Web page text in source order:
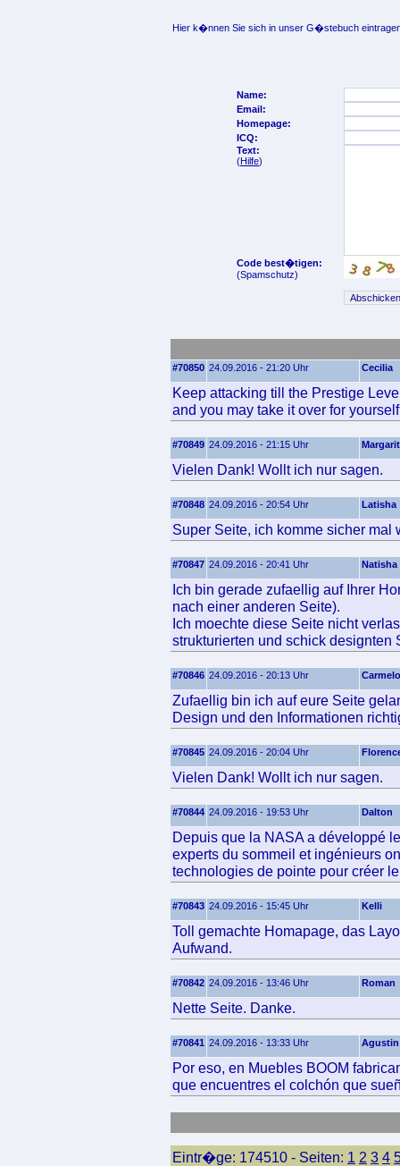
Hier k�nnen Sie sich in unser G�stebuch
Name:
Email:
Homepage:
ICQ:
Text:
(Hilfe)
Code best�tigen:
(Spamschutz)
#70850 24.09.2016 - 21:20 Uhr Cecilia
Keep attacking till the Prestige
and you may take it over for
#70849 24.09.2016 - 21:15 Uhr
Vielen Dank! Wollt ich nur sagen.
#70848 24.09.2016 - 20:54 Uhr Latisha
Super Seite, ich komme sicher mal
#70847 24.09.2016 - 20:41 Uhr Natisha
Ich bin gerade zufaellig auf Ihrer
nach einer anderen Seite).
Ich moechte diese Seite nicht
strukturierten und schick designten
#70846 24.09.2016 - 20:13 Uhr Carmelo
Zufaellig bin ich auf eure Seite
Design und den Informationen
#70845 24.09.2016 - 20:04 Uhr
Vielen Dank! Wollt ich nur sagen.
#70844 24.09.2016 - 19:53 Uhr Dalton
Depuis que la NASA a développé
experts du sommeil et ingénieurs
technologies de pointe pour créer
#70843 24.09.2016 - 15:45 Uhr Kelli
Toll gemachte Homapage, das
Aufwand.
#70842 24.09.2016 - 13:46 Uhr Roman
Nette Seite. Danke.
#70841 24.09.2016 - 13:33 Uhr Agustin
Por eso, en Muebles BOOM
que encuentres el colchón que
Eintr�ge: 174510 - Seiten: 1 2 3 4